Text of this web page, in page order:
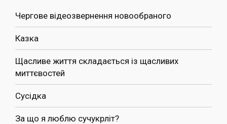
Чергове відеозвернення новообраного
Казка
Щасливе життя складається із щасливих
миттєвостей
Сусідка
За що я люблю сучукрліт?